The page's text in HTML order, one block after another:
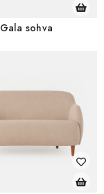
Gala sohva